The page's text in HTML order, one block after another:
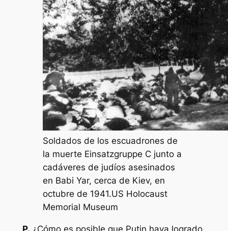
Soldados de los escuadrones de
la muerte Einsatzgruppe C junto a
cadáveres de judíos asesinados
en Babi Yar, cerca de Kiev, en
octubre de 1941.US Holocaust
Memorial Museum